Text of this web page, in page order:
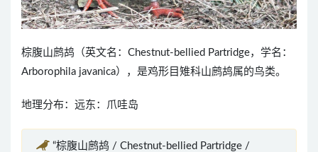
棕腹山鹧鸪（英文名：Chestnut-bellied Partridge，学名：
Arborophila javanica），是鸡形目雉科山鹧鸪属的鸟类。
地理分布：远东：爪哇岛
“棕腹山鹧鸪 / Chestnut-bellied Partridge /